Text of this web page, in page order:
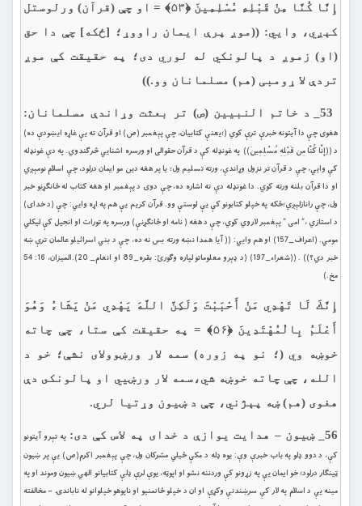
إِنَّا كُنَّا مِنْ قَبْلِهِ مُسْلِمِينَ ﴿۵۳﴾ = او چې (قرآن) ورلوستل
كېږي، وايي: ((موږ پرې ايمان راووړ؛ [ځکه] چې دا حق
(او) زموږ د پالونكي له لوري دى؛ په حقيقت کې موږ
تردې لا ړومبی (هم) مسلمانان وو.))
هغوى چې دا آيتونه خبرې ترې كوي (؛يعنې كتابيان، چې پېغمبر (ص) او قرآن ته يې غاړه ايښودې ده)
د ((إِنَّا كُنَّا مِن قَبْلِهِ مُسْلِمِينَ)) په غونډله کې د قرآن حقوالى او ورسره اشنايي څرګندوي. په دې غونډله
کې وايي، چې د قرآن تر نزول وړاندې، ورته تسليم ول؛ يا پر هغه دين مو ايمان درلود، چې اسلام نومېږي
او دا قرآن بلنه ورته كوي. دا غونډله دې ته اشاره ده، چې دوى د پېغمبر او هغه كتاب له ځانګړنو خبر
ول، چې رانازلېږي؛ځكه په خپلو كتابونو كې يې لوستې وو. قرآن كريم يې هم په اړه وايي: چې (د خداى)
د استازي ،” امى ” پېغمبر لاروي كوي، چې د هغه ( نامه او ځانګړنې) ورسره په تورات او انجيل كې ليكلي
مومي. (اعراف_157) او هم وايي: (( آيا همدا نښه ورته بس نه ده، چې د بني اسرائيلو عالمان ترې ښه
خبر دي؟)) . ((شعراء_197) (د ډېرو معلوماتو لپاره وګورئ: بقره_89 او انعام_ 20).الميزان، 16: 54
مخ.)
إِنَّكَ لَا تَهْدِي مَنْ أَحْبَبْتَ وَلَكِنَّ اللَّهَ يَهْدِي مَنْ يَشَاءُ وَهُوَ
أَعْلَمُ بِالْمُهْتَدِينَ ﴿۵۶﴾ = په حقيقت کې ستا، چې چاته
خوښه وي (؛ نو په زوره) سمه لار ورښوولای نشې؛ خو د
الله، چې چاته خوښه شي،سمه لار ورښيي او پالونكى دې
هغوی (هم) ښه پېژني، چې د ښیون وړتیا لري.
56_ ښیون – هدایت يوازې د خداى په لاس كې دى:
په تېرو آيتونو
كې، د دوو ډلو په باب خبرې وې: يوه ډله د مكې ځیلي مشركان ول، چې پېغمبر اکرم(ص) یې پر ښيون
ټينګار درلود؛ خو ايمان يې په زړونو كې وردننه نشو او اپوټه، يوې لرې ډلې كتابيانو الهي ښيون وموند او په
مينه يې د اسلام په لار كې سرښندنې وكړې او ان د خپلو ځانمنيو او ناپوهو خپلوانو له ناباندۍ – مخالفته